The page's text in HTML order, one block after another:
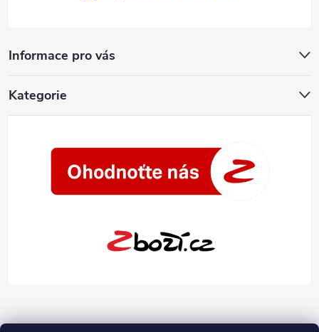
Informace pro vás
Kategorie